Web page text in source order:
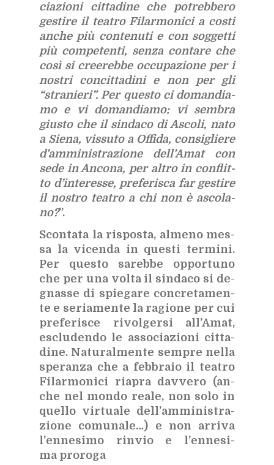
cia­zio­ni cit­ta­di­ne che po­treb­be­ro
ge­sti­re il tea­tro Fi­lar­mo­ni­ci a co­sti
an­che più con­te­nu­ti e con sog­get­ti
più com­pe­ten­ti, sen­za con­ta­re che
così si cree­reb­be oc­cu­pa­zio­ne per i
no­stri con­cit­ta­di­ni e non per gli
“stra­nie­ri”. Per que­sto ci do­man­dia­
mo e vi do­man­dia­mo: vi sem­bra
giu­sto che il sin­da­co di Asco­li, nato
a Sie­na, vis­su­to a Of­fi­da, con­si­glie­re
d’am­mi­ni­stra­zio­ne del­l’A­mat con
sede in An­co­na, per al­tro in con­flit­
to d’in­te­res­se, pre­fe­ri­sca far ge­sti­re
il no­stro tea­tro a chi non è asco­la­
no?”.
Scon­ta­ta la ri­spo­sta, al­me­no mes­
sa la vi­cen­da in que­sti ter­mi­ni.
Per que­sto sa­reb­be op­por­tu­no
che per una vol­ta il sin­da­co si de­
gnas­se di spie­ga­re con­cre­ta­men­
te e se­ria­men­te la ra­gio­ne per cui
pre­fe­ri­sce ri­vol­ger­si al­l’A­mat,
esclu­den­do le as­so­cia­zio­ni cit­ta­
di­ne. Na­tu­ral­men­te sem­pre nel­la
spe­ran­za che a feb­bra­io il tea­tro
Fi­lar­mo­ni­ci ria­pra dav­ve­ro (an­
che nel mon­do rea­le, non solo in
quel­lo vir­tua­le del­l’am­mi­ni­stra­
zio­ne co­mu­na­le…) e non ar­ri­va
l’en­ne­si­mo rin­vio e l’en­ne­si­
ma pro­ro­ga